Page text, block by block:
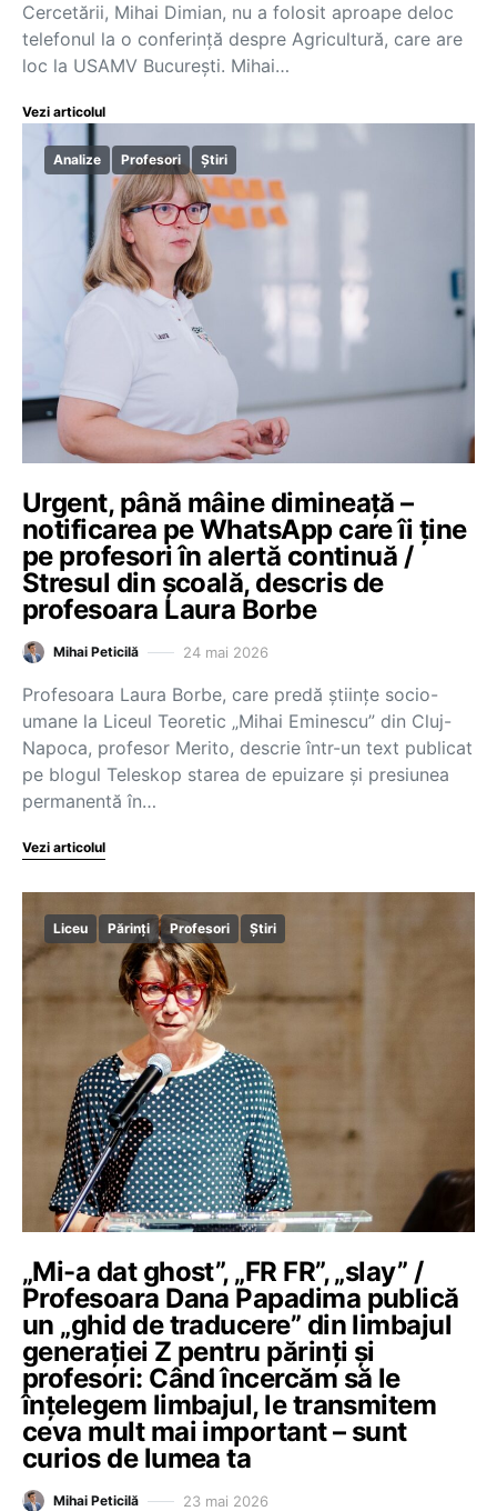
Cercetării, Mihai Dimian, nu a folosit aproape deloc
telefonul la o conferință despre Agricultură, care are
loc la USAMV București. Mihai…
Vezi articolul
Analize Profesori Știri
Urgent, până mâine dimineață –
notificarea pe WhatsApp care îi ține
pe profesori în alertă continuă /
Stresul din școală, descris de
profesoara Laura Borbe
Mihai Peticilă 24 mai 2026
Profesoara Laura Borbe, care predă științe socio-
umane la Liceul Teoretic „Mihai Eminescu” din Cluj-
Napoca, profesor Merito, descrie într-un text publicat
pe blogul Teleskop starea de epuizare și presiunea
permanentă în…
Vezi articolul
Liceu Părinți Profesori Știri
„Mi-a dat ghost”, „FR FR”, „slay” /
Profesoara Dana Papadima publică
un „ghid de traducere” din limbajul
generației Z pentru părinți și
profesori: Când încercăm să le
înțelegem limbajul, le transmitem
ceva mult mai important – sunt
curios de lumea ta
Mihai Peticilă 23 mai 2026